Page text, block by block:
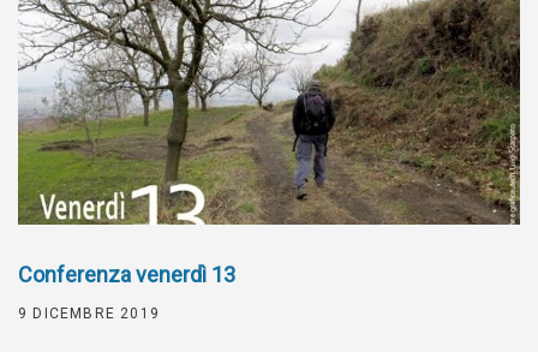
Conferenza venerdì 13
9 DICEMBRE 2019